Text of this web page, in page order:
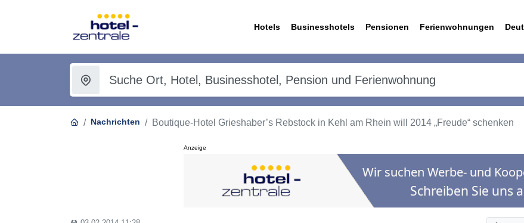
Hotels Businesshotels Pensionen Ferienwohnungen
Nachrichten Boutique-Hotel Grieshaber’s Rebstock in Kehl am Rhein will 2014 „Freude“ schenken
Anzeige